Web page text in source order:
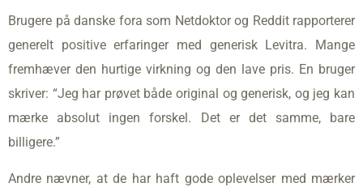
Brugere på danske fora som Netdoktor og Reddit rapporterer
generelt positive erfaringer med generisk Levitra. Mange
fremhæver den hurtige virkning og den lave pris. En bruger
skriver: “Jeg har prøvet både original og generisk, og jeg kan
mærke absolut ingen forskel. Det er det samme, bare
billigere.”
Andre nævner, at de har haft gode oplevelser med mærker